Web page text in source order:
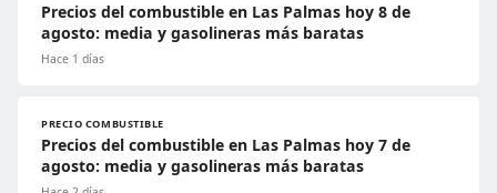
Precios del combustible en Las Palmas hoy 8 de
agosto: media y gasolineras más baratas
Hace 1 días
PRECIO COMBUSTIBLE
Precios del combustible en Las Palmas hoy 7 de
agosto: media y gasolineras más baratas